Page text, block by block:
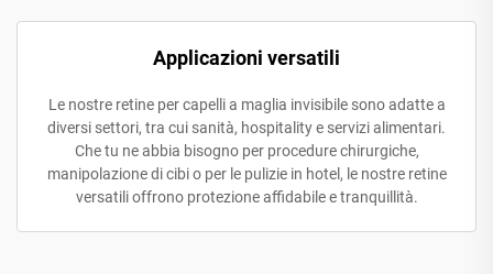
Applicazioni versatili
Le nostre retine per capelli a maglia invisibile sono adatte a
diversi settori, tra cui sanità, hospitality e servizi alimentari.
Che tu ne abbia bisogno per procedure chirurgiche,
manipolazione di cibi o per le pulizie in hotel, le nostre retine
versatili offrono protezione affidabile e tranquillità.